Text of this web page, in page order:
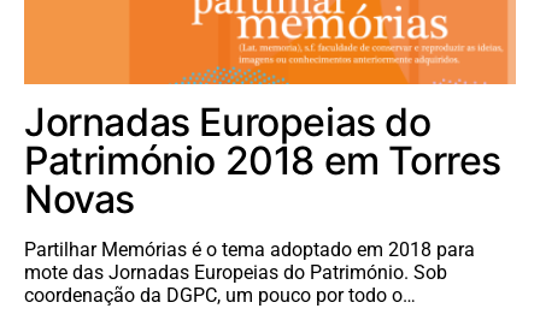
Jornadas Europeias do
Património 2018 em Torres
Novas
Partilhar Memórias é o tema adoptado em 2018 para
mote das Jornadas Europeias do Património. Sob
coordenação da DGPC, um pouco por todo o…